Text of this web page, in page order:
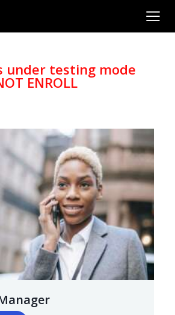
under testing mode
ENROLL